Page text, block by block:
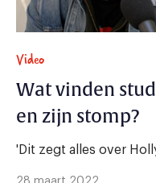
Video
Wat vinden
en zijn stomp?
'Dit zegt alles over